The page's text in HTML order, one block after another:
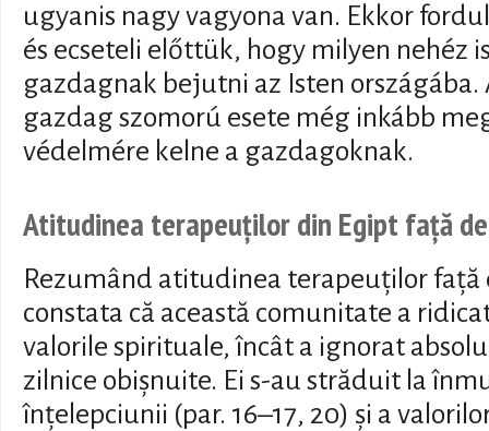
ugyanis nagy vagyona van. Ekkor
és ecseteli előttük, hogy milyen nehéz
gazdagnak bejutni az Isten
gazdag szomorú esete még inkább
védelmére kelne a gazdagoknak.
Atitudinea terapeuților din Egipt față
Rezumând atitudinea terapeuților
constata că această comunitate a
valorile spirituale, încât a ignorat
zilnice obișnuite. Ei s-au străduit la
înțelepciunii (par. 16–17, 20) și a